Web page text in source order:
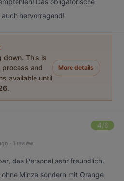
Das obligatorische
hervorragend!
down. This is
process and
available until
.
More details
4/6
· 1 review
das Personal sehr freundlich.
Minze sondern mit Orange